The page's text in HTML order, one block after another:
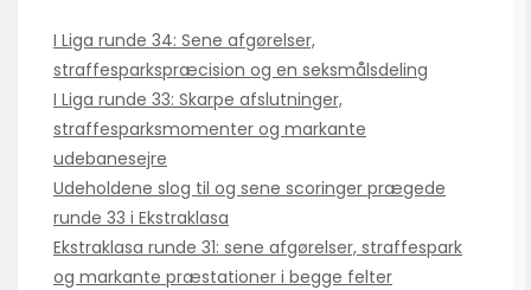
I Liga runde 34: Sene afgørelser,
straffesparkspræcision og en seksmålsdeling
I Liga runde 33: Skarpe afslutninger,
straffesparksmomenter og markante
udebanesejre
Udeholdene slog til og sene scoringer prægede
runde 33 i Ekstraklasa
Ekstraklasa runde 31: sene afgørelser, straffespark
og markante præstationer i begge felter